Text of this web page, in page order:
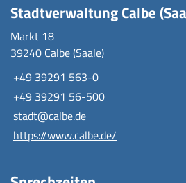
Stadtverwaltung Calbe
Markt 18
39240 Calbe (Saale)
+49 39291 563-0
+49 39291 56-500
stadt@calbe.de
https://www.calbe.de/